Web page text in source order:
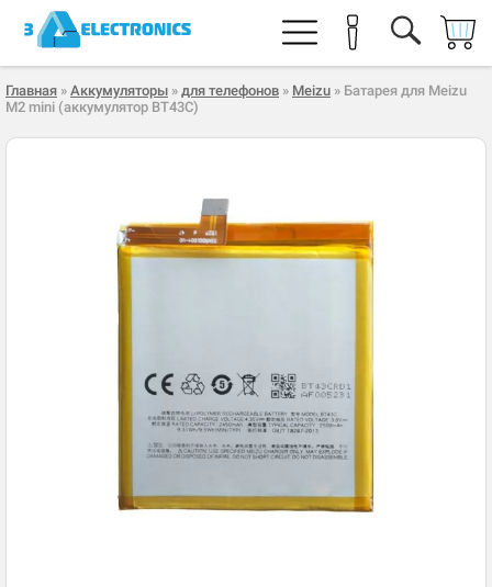
Главная » Аккумуляторы » для телефонов » Meizu » Батарея для Meizu
M2 mini (аккумулятор BT43C)